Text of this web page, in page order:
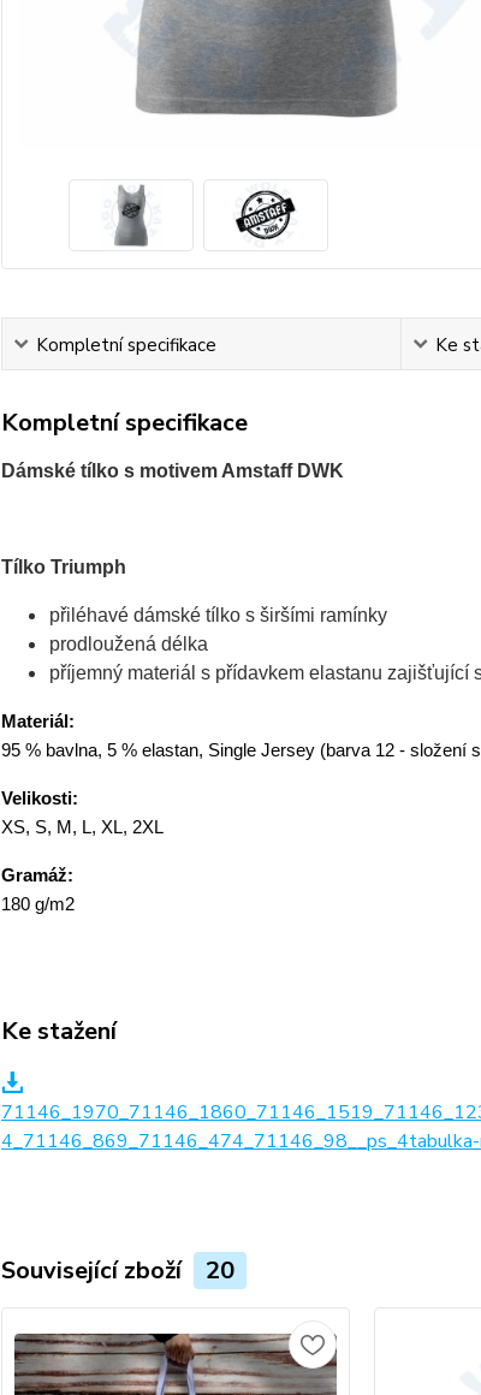
Kompletní specifikace Ke
Kompletní specifikace
Dámské tílko s motivem Amstaff DWK
Tílko Triumph
přiléhavé dámské tílko s širšími ramínky
prodloužená délka
příjemný materiál s přídavkem elastanu zajišťující
Materiál:
95 % bavlna, 5 % elastan, Single Jersey (barva 12 - složení
Velikosti:
XS, S, M, L, XL, 2XL
Gramáž:
180 g/m2
Ke stažení
4_71146_869_71146_474_71146_98__ps_4tabulka-
Související zboží 20